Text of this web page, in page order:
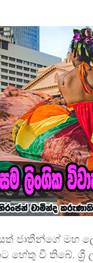
ජාතීන්ගේ මහ
හේතු වී තිබේ.